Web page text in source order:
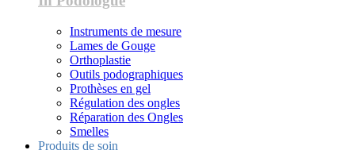
Instruments de mesure
Lames de Gouge
Orthoplastie
Outils podographiques
Prothèses en gel
Régulation des ongles
Réparation des Ongles
Smelles
Produits de soin